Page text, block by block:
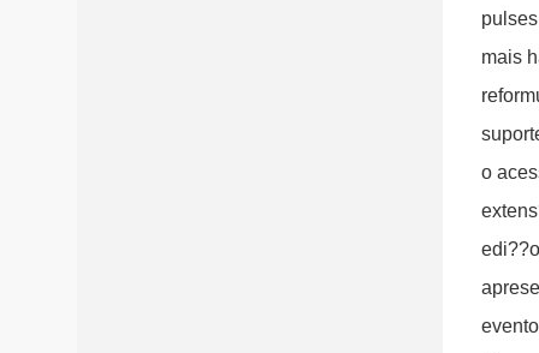
mais
o